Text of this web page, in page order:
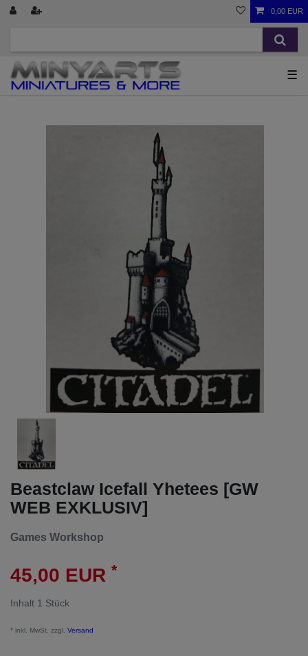
0,00 EUR
☰
Beastclaw Icefall Yhetees [GW
WEB EXKLUSIV]
Games Workshop
45,00 EUR *
Inhalt 1 Stück
* inkl. MwSt. zzgl. Versand